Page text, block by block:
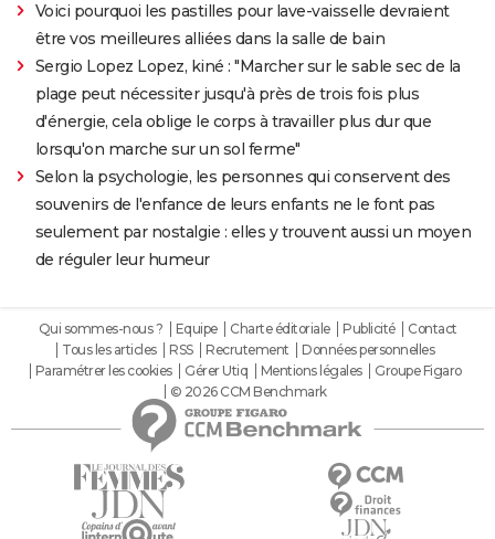
Voici pourquoi les pastilles pour lave-vaisselle devraient
être vos meilleures alliées dans la salle de bain
Sergio Lopez Lopez, kiné : "Marcher sur le sable sec de la
plage peut nécessiter jusqu'à près de trois fois plus
d'énergie, cela oblige le corps à travailler plus dur que
lorsqu'on marche sur un sol ferme"
Selon la psychologie, les personnes qui conservent des
souvenirs de l'enfance de leurs enfants ne le font pas
seulement par nostalgie : elles y trouvent aussi un moyen
de réguler leur humeur
Qui sommes-nous ? Equipe Charte éditoriale Publicité
Contact
Tous les articles
RSS Recrutement
Données personnelles
Paramétrer les cookies
Gérer Utiq Mentions légales
Groupe Figaro
© 2026 CCM Benchmark